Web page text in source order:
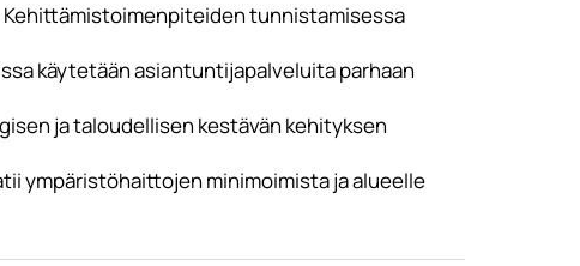
tunnistamisessa
käytetään asiantuntijapalveluita parhaan
ja taloudellisen kestävän kehityksen
ympäristöhaittojen minimoimista ja alueelle